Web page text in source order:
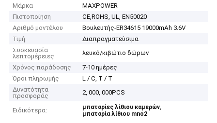
Μάρκα
MAXPOWER
Πιστοποίηση
CE,ROHS, UL, EN50020
Αριθμό μοντέλου
Βουλευτής-ER34615 19000mAh 3.6V
Τιμή
Διαπραγματεύσιμα
Συσκευασία
λεπτομέρειες
λευκό/κιβώτιο δώρων
Χρόνος παράδοσης
7-10 ημέρες
Όροι πληρωμής
L / C, T / T
Δυνατότητα
προσφοράς
2, 000, 000PCS
Ειδικότερα: μπαταρίες λίθιου καμερών,
μπαταρία λίθιου mno2